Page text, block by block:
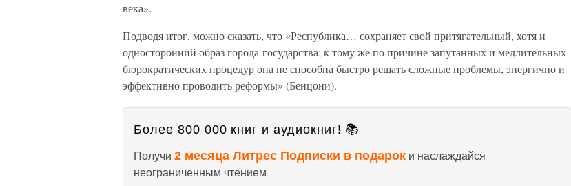
века».
Подводя итог, можно сказать, что «Республика… сохраняет свой притягательный, хотя и
односторонний образ города-государства; к тому же по причине запутанных и медлительных
бюрократических процедур она не способна быстро решать сложные проблемы, энергично и
эффективно проводить реформы» (Бенцони).
Более 800 000 книг и аудиокниг! 📚
Получи 2 месяца Литрес Подписки в подарок и наслаждайся
неограниченным чтением